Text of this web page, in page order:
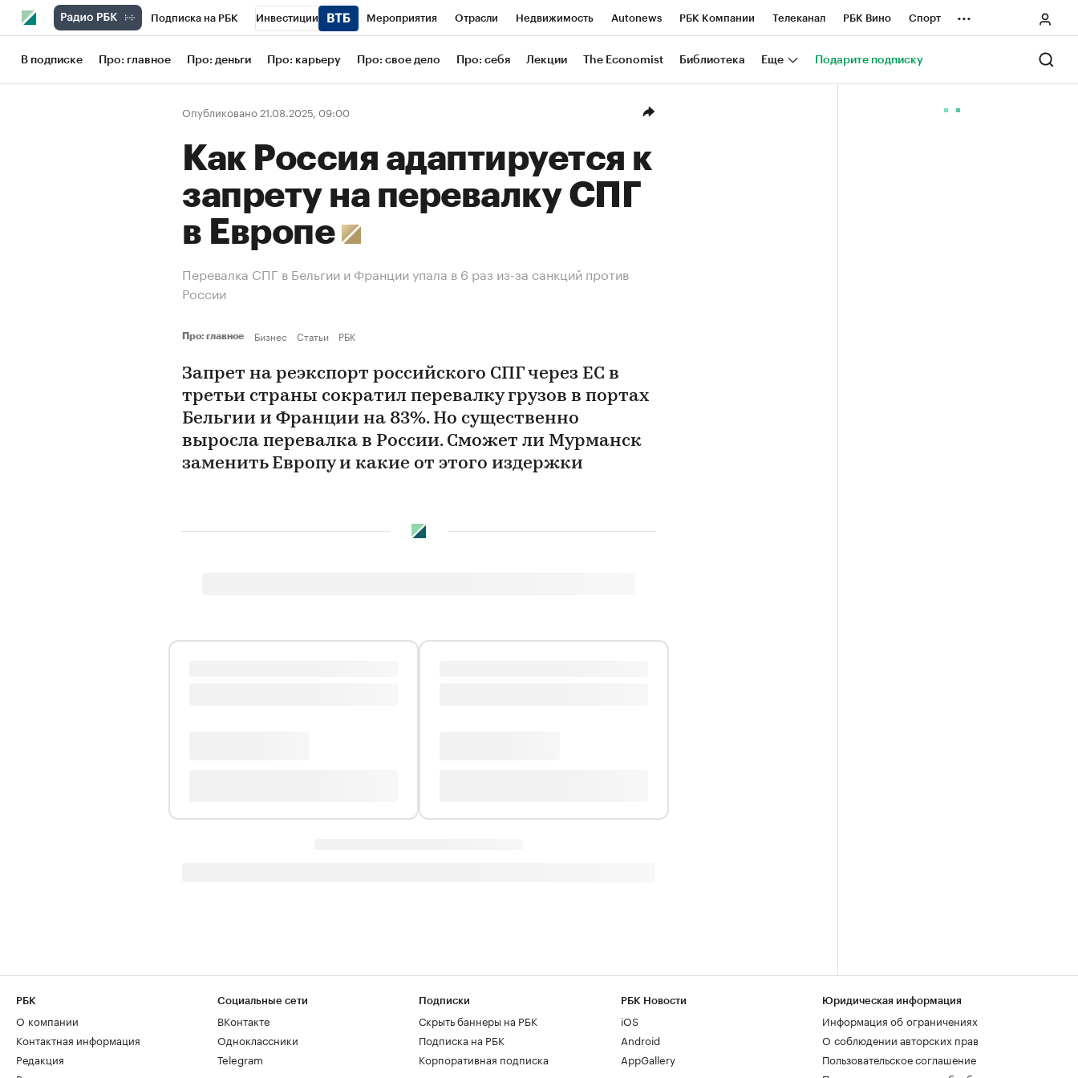
Подписка на РБК Инвестиции Мероприятия Отрасли Недвижимость Autonews РБК Компании Телеканал РБК Вино Спорт
Школа управления РБК РБК Образование РБК Life Тренды Визионеры Национальные проекты Город
Рынок наличной валюты
...
В подписке Про: главное Про: деньги Про: карьеру Про: свое дело Про: себя Лекции The Economist Библиотека Еще Подарите подписку
Опубликовано 21.08.2025, 09:00
Как Россия адаптируется к
запрету на перевалку СПГ
в Европе
Перевалка СПГ в Бельгии и Франции упала в 6 раз из-за санкций против
России
Про: главное Бизнес Статьи РБК
Запрет на реэкспорт российского СПГ через ЕС в
третьи страны сократил перевалку грузов в портах
Бельгии и Франции на 83%. Но существенно
выросла перевалка в России. Сможет ли Мурманск
заменить Европу и какие от этого издержки
РБК
О компании
Контактная информация
Редакция
Социальные сети
ВКонтакте
Одноклассники
Telegram
Подписки
Скрыть баннеры на РБК
Подписка на РБК
Корпоративная подписка
РБК Новости
iOS
Android
AppGallery
Юридическая информация
Информация об ограничениях
О соблюдении авторских прав
Пользовательское соглашение